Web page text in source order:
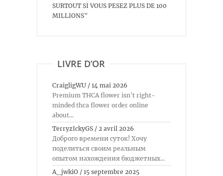
SURTOUT SI VOUS PESEZ PLUS DE 100
MILLIONS"
LIVRE D’OR
CraigligWU / 14 mai 2026
Premium THCA flower isn't right-
minded thca flower order online
about...
TerryzIckyGS / 2 avril 2026
Доброго времени суток! Хочу
поделиться своим реальным
опытом нахождения бюджетных...
A_jwkiO / 15 septembre 2025